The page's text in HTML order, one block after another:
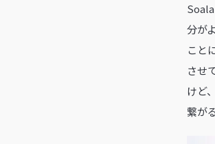
分が
こと
させ
けど
繋が